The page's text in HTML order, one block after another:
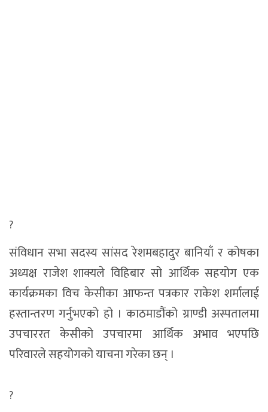
?
संविधान सभा सदस्य सांसद रेशमबहादुर बानियाँ र कोषका
अध्यक्ष राजेश शाक्यले विहिबार सो आर्थिक सहयोग एक
कार्यक्रमका विच केसीका आफन्त पत्रकार राकेश शर्मालाई
हस्तान्तरण गर्नुभएको हो । काठमाडौंको ग्राण्डी अस्पतालमा
उपचाररत केसीको उपचारमा आर्थिक अभाव भएपछि
परिवारले सहयोगको याचना गरेका छन् ।
?